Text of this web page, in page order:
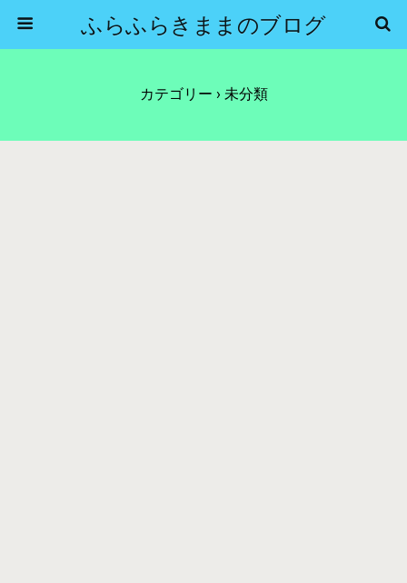
ふらふらきままのブログ
カテゴリー › 未分類